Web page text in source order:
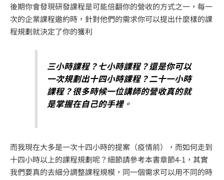
後期你會發現研發課程是可能倍翻你的營收的方式之一，每一
次的企業課程邀約時，針對他們的需求你可以提出什麼樣的課
程規劃就決定了你的獲利
三小時課程？七小時課程？還是你可以
一次規劃出十四小時課程？二十一小時
課程？很多時候一位講師的營收真的就
是掌握在自己的手裡。
而我現在大多是一次十四小時的提案（疫情前），而如何走到
十四小時以上的課程規劃呢？細節請參考本書章節4-1，其實
我們要真的去細分調整課程規模，同一個需求可以用不同的時